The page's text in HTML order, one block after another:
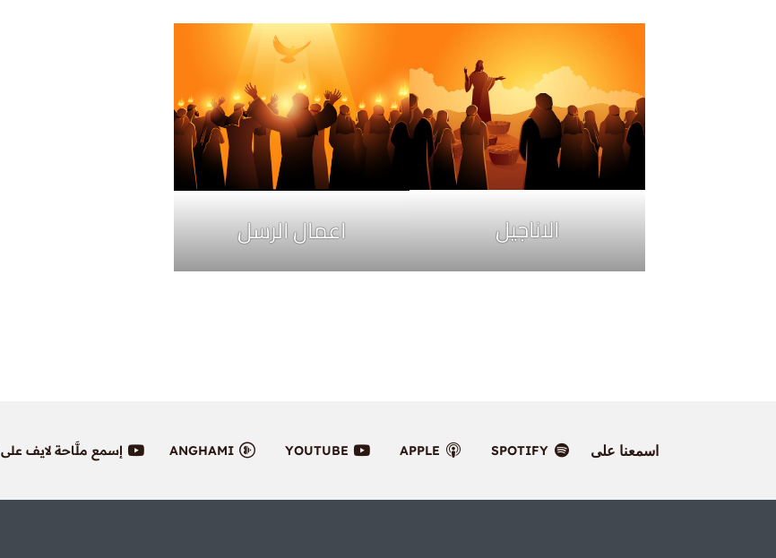
الاناجيل اعمال الرسل
اسمعنا على SPOTIFY
APPLE
YOUTUBE
ANGHAMI إسمع ملَّاحة لايف على YOUTUBE